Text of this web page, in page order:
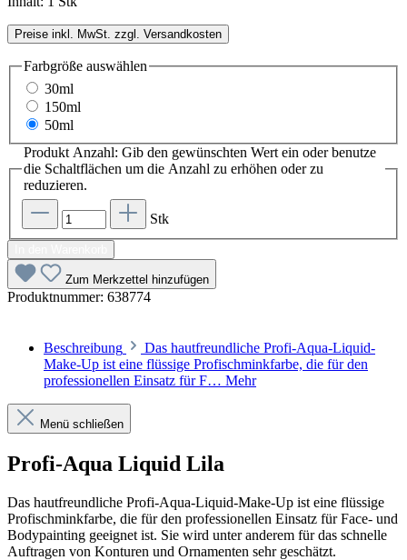
Preise inkl. MwSt. zzgl. Versandkosten
Farbgröße auswählen
30ml
150ml
50ml
Produkt Anzahl: Gib den gewünschten Wert ein oder benutze
die Schaltflächen um die Anzahl zu erhöhen oder zu
reduzieren.
Stk
Zum Merkzettel hinzufügen
Produktnummer: 638774
Beschreibung
Das hautfreundliche Profi-Aqua-Liquid-
Make-Up ist eine flüssige Profischminkfarbe, die für den
professionellen Einsatz für F… Mehr
Menü schließen
Profi-Aqua Liquid Lila
Das hautfreundliche Profi-Aqua-Liquid-Make-Up ist eine flüssige
Profischminkfarbe, die für den professionellen Einsatz für Face- und
Bodypainting geeignet ist. Sie wird unter anderem für das schnelle
Auftragen von Konturen und Ornamenten sehr geschätzt.